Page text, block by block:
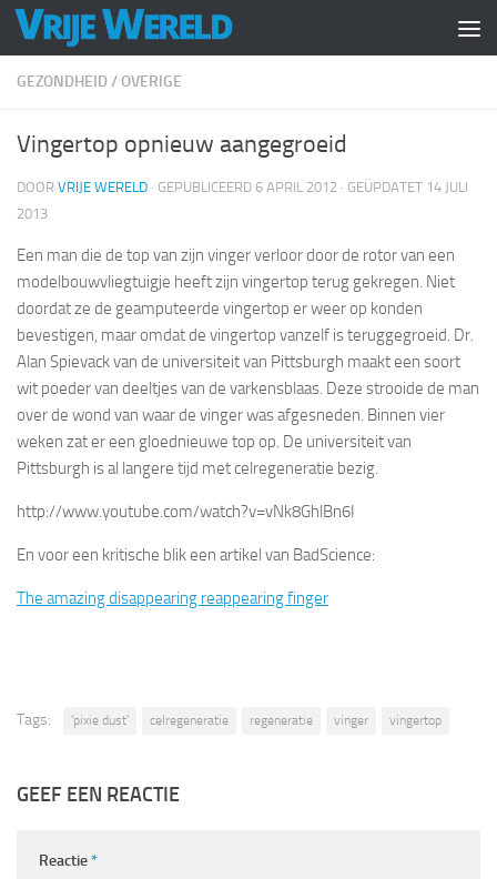
Doorgaan naar inhoud
GEZONDHEID /OVERIGE
Vingertop opnieuw aangegroeid
DOOR VRIJE WERELD · GEPUBLICEERD 6 APRIL 2012 · GEÜPDATET 14 JULI
2013
Een man die de top van zijn vinger verloor door de rotor van een
modelbouwvliegtuigje heeft zijn vingertop terug gekregen. Niet
doordat ze de geamputeerde vingertop er weer op konden
bevestigen, maar omdat de vingertop vanzelf is teruggegroeid. Dr.
Alan Spievack van de universiteit van Pittsburgh maakt een soort
wit poeder van deeltjes van de varkensblaas. Deze strooide de man
over de wond van waar de vinger was afgesneden. Binnen vier
weken zat er een gloednieuwe top op. De universiteit van
Pittsburgh is al langere tijd met celregeneratie bezig.
http://www.youtube.com/watch?v=vNk8GhlBn6I
En voor een kritische blik een artikel van BadScience:
The amazing disappearing reappearing finger
Tags: 'pixie dust' celregeneratie regeneratie vinger vingertop
GEEF EEN REACTIE
Reactie*